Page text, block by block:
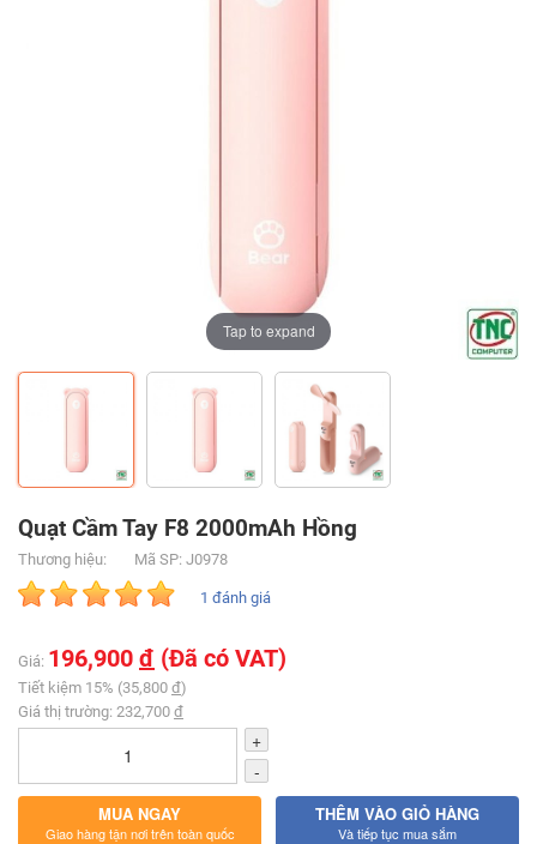
Tap to expand
Tap to expand
Tap to expand
Quạt Cầm Tay F8 2000mAh Hồng
Thương hiệu: Mã SP: J0978
1 đánh giá
Giá: 196,900 đ (Đã có VAT)
Tiết kiệm 15% (35,800 đ)
Giá thị trường: 232,700 đ
+
-
MUA NGAY
Giao hàng tận nơi trên toàn quốc
THÊM VÀO GIỎ HÀNG
Và tiếp tục mua sắm